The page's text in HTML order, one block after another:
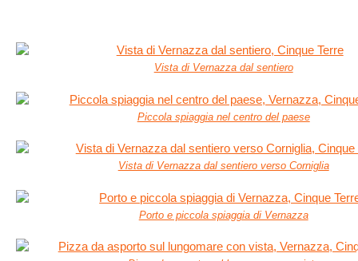
Vista di Vernazza dal sentiero
Piccola spiaggia nel centro del paese
Vista di Vernazza dal sentiero verso Corniglia
Porto e piccola spiaggia di Vernazza